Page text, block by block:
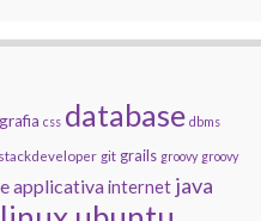
css database dbms
git grails groovy groovy
applicativainternet java